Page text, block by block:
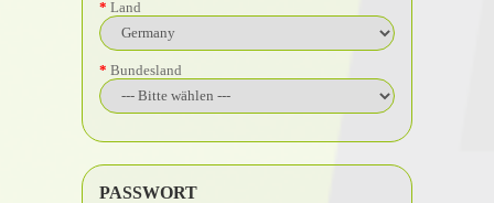
Land
Bundesland
PASSWORT